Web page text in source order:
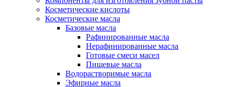
Косметические кислоты
Косметические масла
Базовые масла
Рафинированные масла
Нерафинированные масла
Готовые смеси масел
Пищевые масла
Водорастворимые масла
Эфирные масла